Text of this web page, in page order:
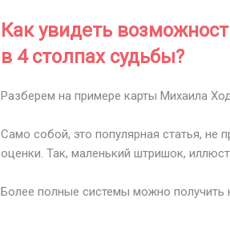
Как увидеть
в 4 столпах судьбы?
Разберем на примере карты Михаила
Само собой, это популярная статья, не
оценки. Так, маленький штришок,
Более полные системы можно получить